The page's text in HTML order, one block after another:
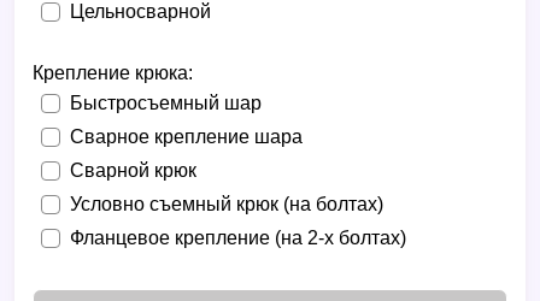
Цельносварной
Крепление крюка:
Быстросъемный шар
Сварное крепление шара
Сварной крюк
Условно съемный крюк (на болтах)
Фланцевое крепление (на 2-х болтах)